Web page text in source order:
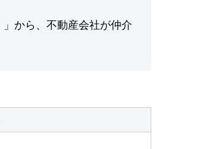
」から、不動産会社が仲介